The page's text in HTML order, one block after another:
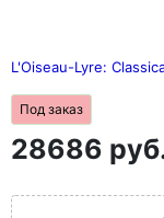
L'Oiseau-Lyre:
Под заказ
28686